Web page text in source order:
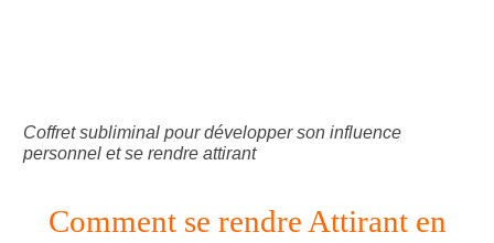
Coffret subliminal pour développer son influence
personnel et se rendre attirant
Comment se rendre Attirant en